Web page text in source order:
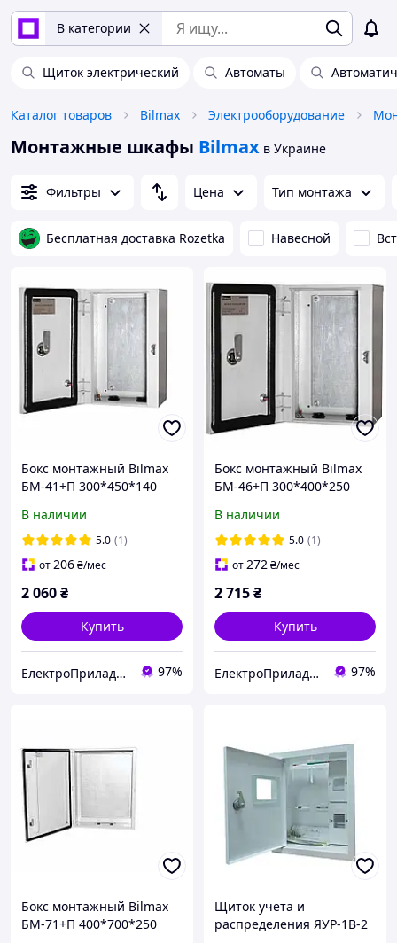
В категории
Щиток электрический Автоматы
Каталог товаров Bilmax Электрооборудование
Монтажные шкафы Bilmax в Украине
Фильтры Цена Тип монтажа
Бесплатная доставка Rozetka Навесной
Бокс монтажный Bilmax
БМ-41+П 300*450*140
монтажной панелью
(металлический шкаф)
В наличии
5.0 (1)
от206₴/мес
2 060₴
Купить
ЕлектроПриладТехСервіс 97%
Бокс монтажный Bilmax
БМ-46+П 300*400*250
монтажной панелью
(металлический шкаф)
В наличии
5.0 (1)
от272₴/мес
2 715₴
Купить
ЕлектроПриладТехСервіс 97%
Бокс монтажный Bilmax
БМ-71+П 400*700*250
Щиток учета и
распределения ЯУР-1В-2